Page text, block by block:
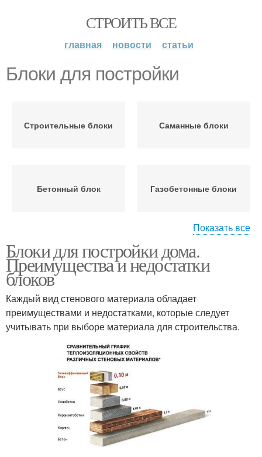
СТРОИТЬ ВСЕ
главная новости статьи
Блоки для постройки
Строительные блоки Саманные блоки
Бетонный блок Газобетонные блоки
строительства
Дешевые блоки
Показать все
Блоки для постройки дома.
Преимущества и недостатки
блоков
Каждый вид стенового материала обладает
преимуществами и недостатками, которые следует
учитывать при выборе материала для строительства.